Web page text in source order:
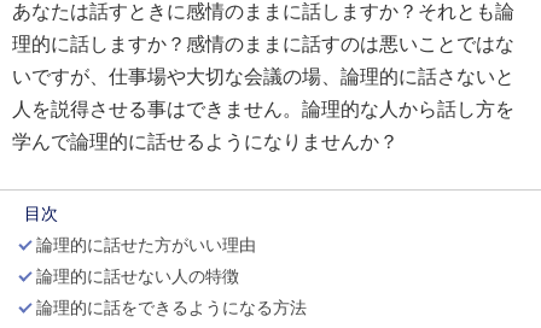
あなたは話すときに感情のままに話しますか？それとも論
理的に話しますか？感情のままに話すのは悪いことではな
いですが、仕事場や大切な会議の場、論理的に話さないと
人を説得させる事はできません。論理的な人から話し方を
学んで論理的に話せるようになりませんか？
目次
論理的に話せた方がいい理由
論理的に話せない人の特徴
論理的に話をできるようになる方法